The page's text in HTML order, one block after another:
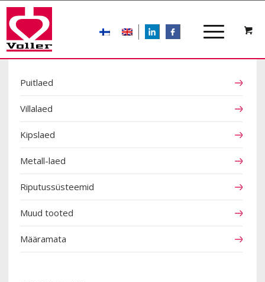
LIn
TOOTEKATEGOORIAD
Puitlaed
Villalaed
Kipslaed
Metall-laed
Riputussüsteemid
Muud tooted
Määramata